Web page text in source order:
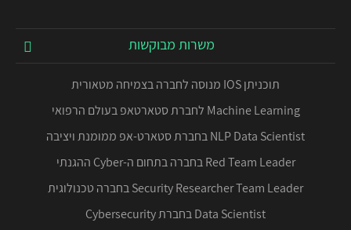
משרות מבוקשות
תוכניתן IOS מנוסה לחברה בצמיחה מטאורית
Machine Learning לחברת סטארטאפ בעולם הרפואי
NLP Data Scientist בחברת סטארט-אפ ממומנת ויציבה
Red Team Leader בחברה בתחום ה-Cyber ההגנתי
Security Researcher Team Leader בחברה טכנולוגית
Data Scientist בחברת Cybersecurity